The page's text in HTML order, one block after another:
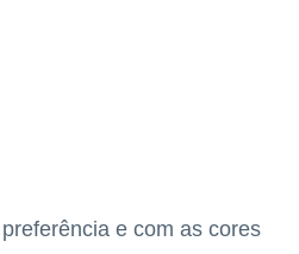
e com as cores